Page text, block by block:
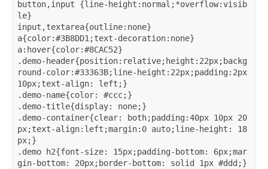
button,input {line-height:normal;*overflow:visib
le}
input,textarea{outline:none}
a{color:#3B8DD1;text-decoration:none}
a:hover{color:#8CAC52}
.demo-header{position:relative;height:22px;backg
round-color:#33363B;line-height:22px;padding:2px
10px;text-align: left;}
.demo-name{color: #ccc;}
.demo-title{display: none;}
.demo-container{clear: both;padding:40px 10px 20
px;text-align:left;margin:0 auto;line-height: 18
px;}
.demo h2{font-size: 15px;padding-bottom: 6px;mar
gin-bottom: 20px;border-bottom: solid 1px #ddd;}